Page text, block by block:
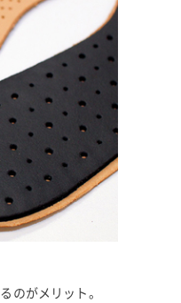
のがメリット。